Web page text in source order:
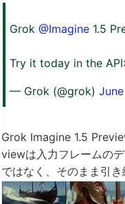
Grok @Imagine 1.5
Try it today in the API:
— Grok (@grok)
Grok Imagine 1.5
viewは入力フレームの
ではなく、そのまま引き